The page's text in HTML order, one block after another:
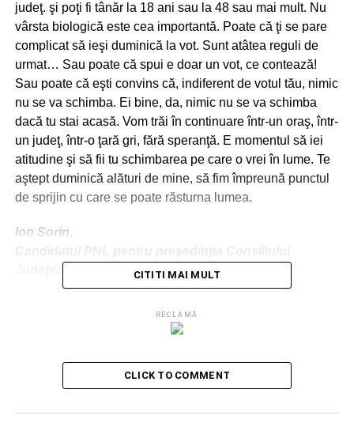
judeţ. şi poţi fi tânăr la 18 ani sau la 48 sau mai mult. Nu
vârsta biologică este cea importantă. Poate că ţi se pare
complicat să ieşi duminică la vot. Sunt atâtea reguli de
urmat… Sau poate că spui e doar un vot, ce contează!
Sau poate că eşti convins că, indiferent de votul tău, nimic
nu se va schimba. Ei bine, da, nimic nu se va schimba
dacă tu stai acasă. Vom trăi în continuare într-un oraş, într-
un judeţ, într-o ţară gri, fără speranţă. E momentul să iei
atitudine şi să fii tu schimbarea pe care o vrei în lume. Te
aştept duminică alături de mine, să fim împreună punctul
de sprijin cu care se poate răsturna lumea.
Ion Sorin,
Judeţean DâmboviţaCITITI MAI MULT
RECLAMĂ
CLICK TO COMMENT